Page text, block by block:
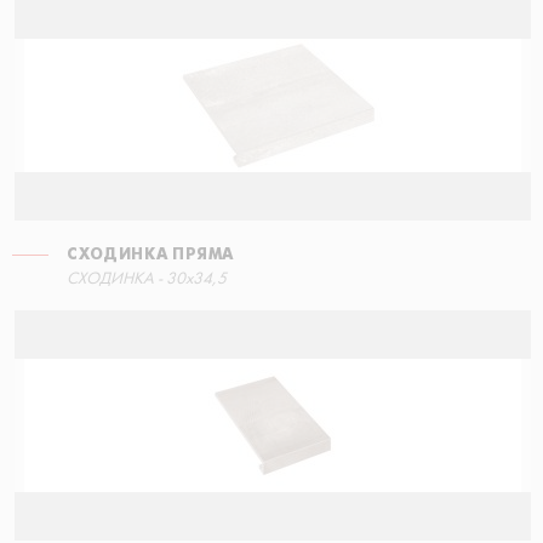
СХОДИНКА ПРЯМА
СХОДИНКА - 30x34,5
СХОДИНКА ПРЯМА
90x34,5